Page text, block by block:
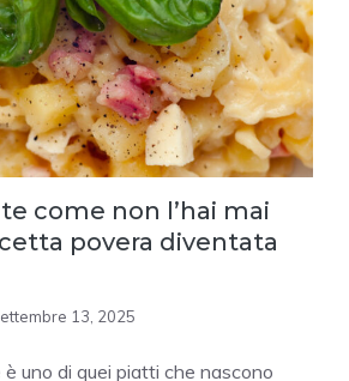
come non l’hai mai
povera diventata
13, 2025
uno di quei piatti che nascono